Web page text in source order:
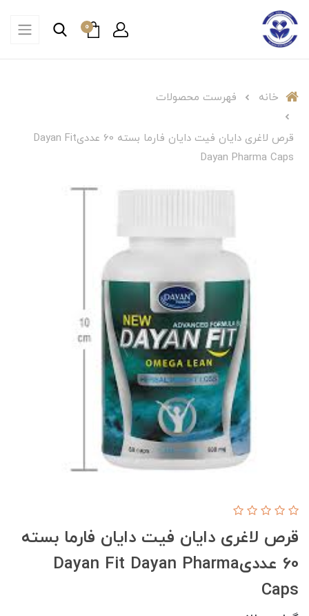
0
خانه فهرست محصولات
قرص لاغری دایان فیت دایان فارما بسته 60 عددیDayan Fit
Dayan Pharma Caps
قرص لاغری دایان فیت دایان فارما بسته
60 عددیDayan Fit Dayan Pharma
Caps